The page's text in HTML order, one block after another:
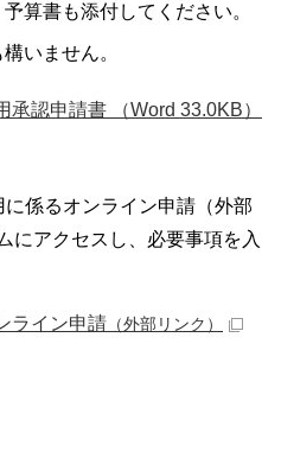
算書も添付してください。
いません。
認申請書 （Word 33.0KB）
に係るオンライン申請（外部
にアクセスし、必要事項を入
ライン申請 （外部リンク）